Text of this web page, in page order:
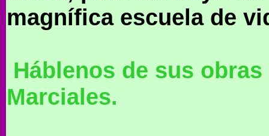
magnífica escuela de
Háblenos de sus
Marciales.